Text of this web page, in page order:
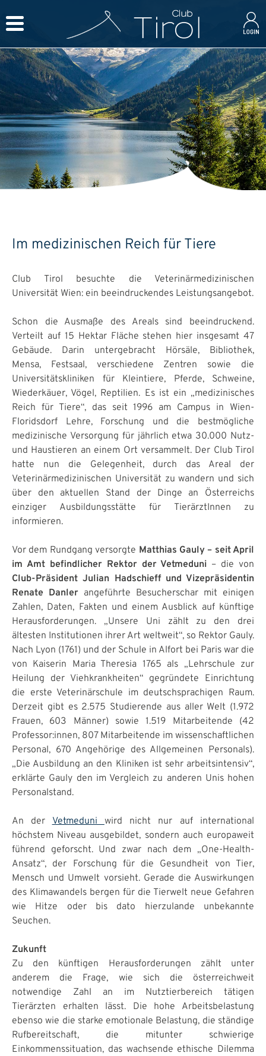
Im medizinischen Reich für Tiere
Club Tirol besuchte die Veterinärmedizinischen
Universität Wien: ein beeindruckendes Leistungsangebot.
Schon die Ausmaße des Areals sind beeindruckend.
Verteilt auf 15 Hektar Fläche stehen hier insgesamt 47
Gebäude. Darin untergebracht Hörsäle, Bibliothek,
Mensa, Festsaal, verschiedene Zentren sowie die
Universitätskliniken für Kleintiere, Pferde, Schweine,
Wiederkäuer, Vögel, Reptilien. Es ist ein „medizinisches
Reich für Tiere“, das seit 1996 am Campus in Wien-
Floridsdorf Lehre, Forschung und die bestmögliche
medizinische Versorgung für jährlich etwa 30.000 Nutz-
und Haustieren an einem Ort versammelt. Der Club Tirol
hatte nun die Gelegenheit, durch das Areal der
Veterinärmedizinischen Universität zu wandern und sich
über den aktuellen Stand der Dinge an Österreichs
einziger Ausbildungsstätte für TierärztInnen zu
informieren.
Vor dem Rundgang versorgte Matthias Gauly – seit April
im Amt befindlicher Rektor der Vetmeduni – die von
Club-Präsident Julian Hadschieff und Vizepräsidentin
Renate Danler angeführte Besucherschar mit einigen
Zahlen, Daten, Fakten und einem Ausblick auf künftige
Herausforderungen. „Unsere Uni zählt zu den drei
ältesten Institutionen ihrer Art weltweit“, so Rektor Gauly.
Nach Lyon (1761) und der Schule in Alfort bei Paris war die
von Kaiserin Maria Theresia 1765 als „Lehrschule zur
Heilung der Viehkrankheiten“ gegründete Einrichtung
die erste Veterinärschule im deutschsprachigen Raum.
Derzeit gibt es 2.575 Studierende aus aller Welt (1.972
Frauen, 603 Männer) sowie 1.519 Mitarbeitende (42
Professor:innen, 807 Mitarbeitende im wissenschaftlichen
Personal, 670 Angehörige des Allgemeinen Personals).
„Die Ausbildung an den Kliniken ist sehr arbeitsintensiv“,
erklärte Gauly den im Vergleich zu anderen Unis hohen
Personalstand.
An derVetmeduniwird nicht nur auf international
höchstem Niveau ausgebildet, sondern auch europaweit
führend geforscht. Und zwar nach dem „One-Health-
Ansatz“, der Forschung für die Gesundheit von Tier,
Mensch und Umwelt vorsieht. Gerade die Auswirkungen
des Klimawandels bergen für die Tierwelt neue Gefahren
wie Hitze oder bis dato hierzulande unbekannte
Seuchen.
Zukunft
Zu den künftigen Herausforderungen zählt unter
anderem die Frage, wie sich die österreichweit
notwendige Zahl an im Nutztierbereich tätigen
Tierärzten erhalten lässt. Die hohe Arbeitsbelastung
ebenso wie die starke emotionale Belastung, die ständige
Rufbereitschaft, die mitunter schwierige
Einkommenssituation, das wachsende ethische Dilemma